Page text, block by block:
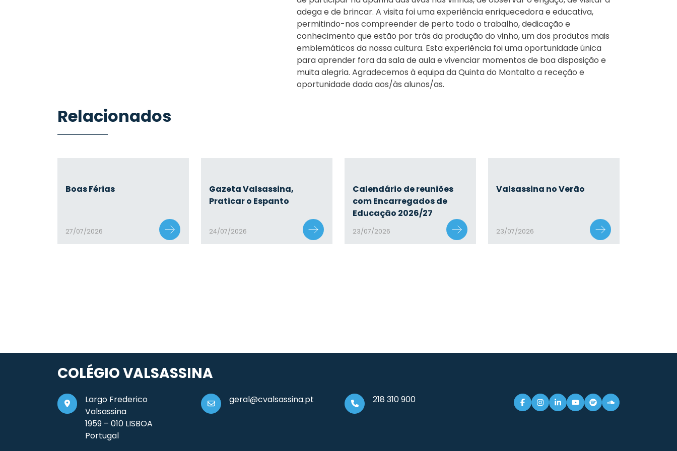
adega e de brincar. A visita foi uma experiência enriquecedora e educativa,
permitindo-nos compreender de perto todo o trabalho, dedicação e
conhecimento que estão por trás da produção do vinho, um dos produtos mais
emblemáticos da nossa cultura. Esta experiência foi uma oportunidade única
para aprender fora da sala de aula e vivenciar momentos de boa disposição e
muita alegria. Agradecemos à equipa da Quinta do Montalto a receção e
oportunidade dada aos/às alunos/as.
Relacionados
Boas Férias
27/07/2026
Gazeta Valsassina,
Praticar o Espanto
24/07/2026
Calendário de reuniões
com Encarregados de
Educação 2026/27
23/07/2026
Valsassina no Verão
23/07/2026
COLÉGIO VALSASSINA
Largo Frederico
Valsassina
1959 – 010 LISBOA
Portugal
geral@cvalsassina.pt 218 310 900